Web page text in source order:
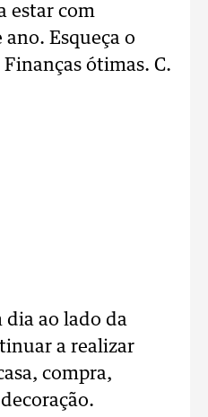
estar com
Esqueça o
ótimas. C.
dia ao lado da
a realizar
compra,